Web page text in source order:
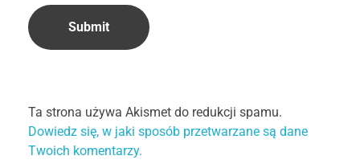
Ta strona używa Akismet do redukcji spamu.
Dowiedz się, w jaki sposób przetwarzane są dane
Twoich komentarzy.